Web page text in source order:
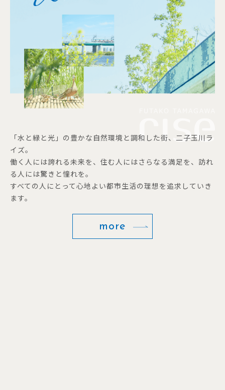
「水と緑と光」の豊かな自然環境と調和した街、二子玉川ラ
イズ。
働く人には誇れる未来を、住む人にはさらなる満足を、訪れ
る人には驚きと憧れを。
すべての人にとって心地よい都市生活の理想を追求していき
ます。
more